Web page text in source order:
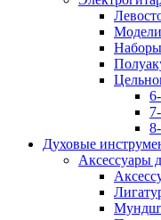
Духовые
Аксессуары